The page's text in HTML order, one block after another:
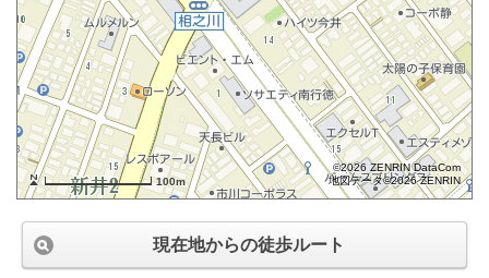
100m
©2026 ZENRIN DataCom
地図データ©2026 ZENRIN
現在地からの徒歩ルート